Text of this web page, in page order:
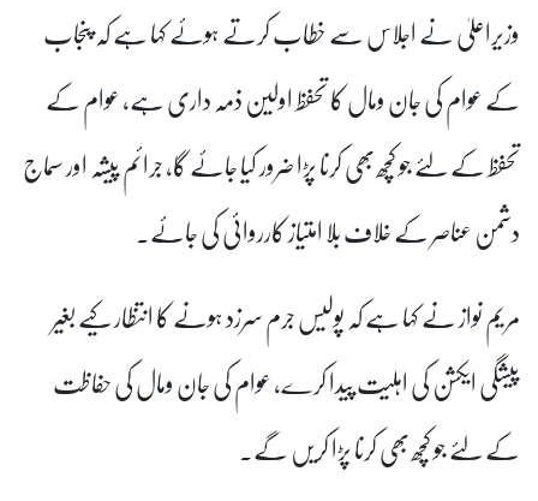
وزیراعلیٰ نے اجلاس سے خطاب کرتے ہوئے کہا ہے کہ پنجاب
کے عوام کی جان ومال کا تحفظ اولین ذمہ داری ہے، عوام کے
تحفظ کے لئے جو کچھ بھی کرنا پڑا ضرور کیا جائے گا، جرائم پیشہ اور سماج
دشمن عناصر کے خلاف بلا امتیاز کارروائی کی جائے۔
مریم نواز نے کہا ہے کہ پولیس جرم سرزد ہونے کا انتظار کیے بغیر
پیشگی ایکشن کی اہلیت پیدا کرے، عوام کی جان ومال کی حفاظت
کے لئے جو کچھ بھی کرنا پڑا کریں گے۔